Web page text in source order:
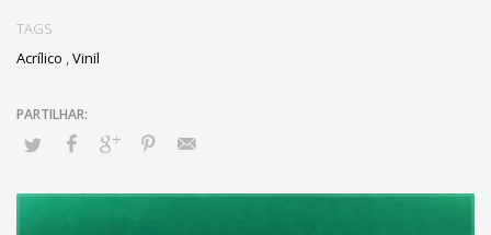
TAGS
Acrílico ,Vinil